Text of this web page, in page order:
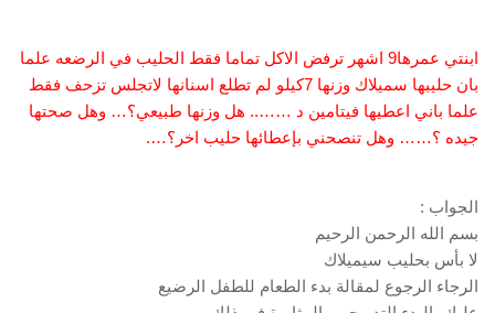
ابنتي عمرها9 اشهر ترفض الاكل تماما فقط الحليب في الرضعه علما
بان حليبها سميلاك وزنها 7كيلو لم تطلع اسنانها لاتجلس تزحف فقط
علما باني اعطيها فيتامين د …….. هل وزنها طبيعي؟… وهل صحتها
جيده ؟…… وهل تنصحني بإعطائها حليب اخر؟….
الجواب :
بسم الله الرحمن الرحيم
لا بأس بحليب سيميلاك
الرجاء الرجوع لمقالة بدء الطعام للطفل الرضيع